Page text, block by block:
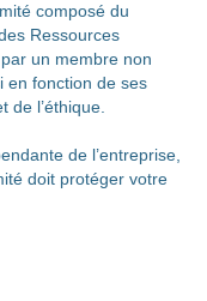
composé du
Ressources
un membre non
en fonction de ses
l’éthique.
de l’entreprise,
doit protéger votre